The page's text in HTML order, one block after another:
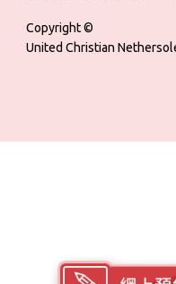
Copyright ©
United Christian